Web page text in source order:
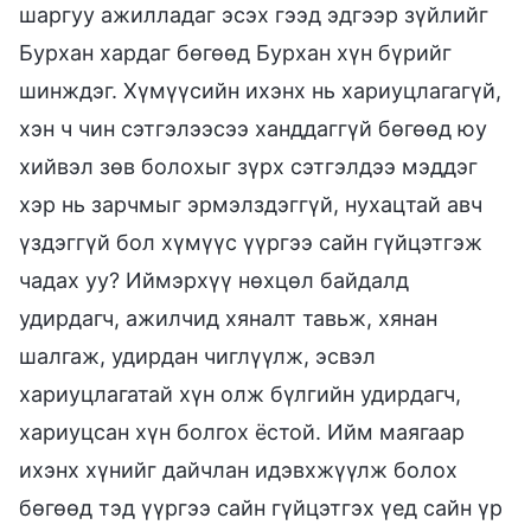
шаргуу ажилладаг эсэх гээд эдгээр зүйлийг
Бурхан хардаг бөгөөд Бурхан хүн бүрийг
шинждэг. Хүмүүсийн ихэнх нь хариуцлагагүй,
хэн ч чин сэтгэлээсээ ханддаггүй бөгөөд юу
хийвэл зөв болохыг зүрх сэтгэлдээ мэддэг
хэр нь зарчмыг эрмэлздэггүй, нухацтай авч
үздэггүй бол хүмүүс үүргээ сайн гүйцэтгэж
чадах уу? Иймэрхүү нөхцөл байдалд
удирдагч, ажилчид хяналт тавьж, хянан
шалгаж, удирдан чиглүүлж, эсвэл
хариуцлагатай хүн олж бүлгийн удирдагч,
хариуцсан хүн болгох ёстой. Ийм маягаар
ихэнх хүнийг дайчлан идэвхжүүлж болох
бөгөөд тэд үүргээ сайн гүйцэтгэх үед сайн үр